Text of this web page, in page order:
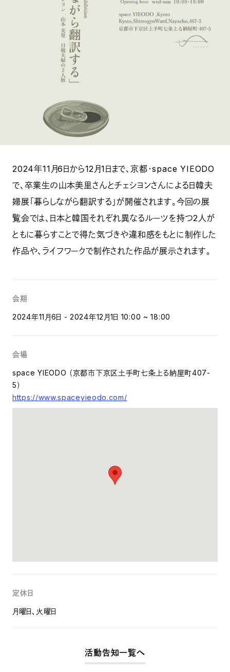
2024年11月6日から12月1日まで、京都・space YIEODO
で、卒業生の山本美里さんとチェシヨンさんによる日韓夫
婦展「暮らしながら翻訳する」が開催されます。今回の展
覧会では、日本と韓国それぞれ異なるルーツを持つ2人が
ともに暮らすことで得た気づきや違和感をもとに制作した
作品や、ライフワークで制作された作品が展示されます。
会期
2024年11月6日 - 2024年12月1日 10:00 ~ 18:00
会場
space YIEODO （京都市下京区土手町七条上る納屋町407-
5）
https://www.spaceyieodo.com/
定休日
月曜日、火曜日
活動告知一覧へ